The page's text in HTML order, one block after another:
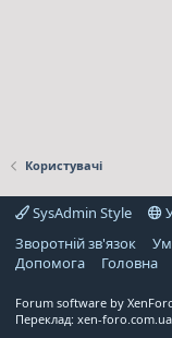
Користувачі
SysAdmin Style
Зворотній зв'язок
Дoпoмoга
Головна
Forum software by
Переклад: xen-foro.com.ua